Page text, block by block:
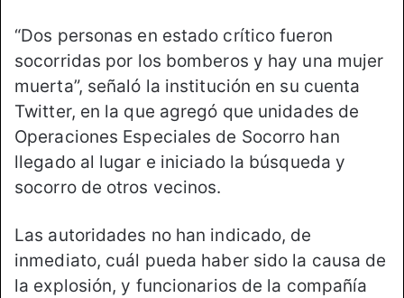
“Dos personas en estado crítico fueron
socorridas por los bomberos y hay una mujer
muerta”, señaló la institución en su cuenta
Twitter, en la que agregó que unidades de
Operaciones Especiales de Socorro han
llegado al lugar e iniciado la búsqueda y
socorro de otros vecinos.
Las autoridades no han indicado, de
inmediato, cuál pueda haber sido la causa de
la explosión, y funcionarios de la compañía